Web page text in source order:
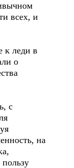
всех, и
к леди в
о
с
на
пользу